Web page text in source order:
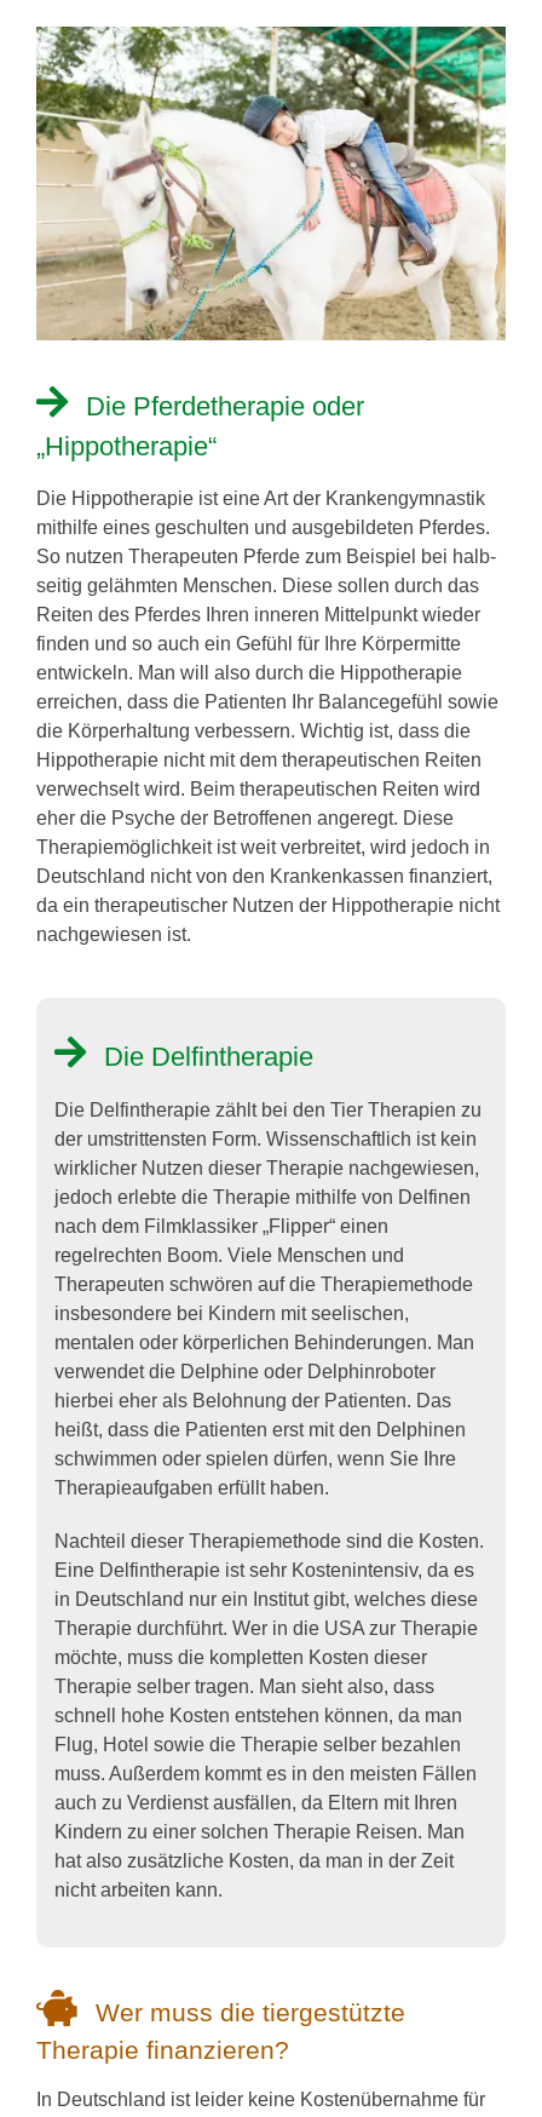
Die Pferdetherapie oder
„Hippotherapie“
Die Hippotherapie ist eine Art der Krankengymnastik
mithilfe eines geschulten und ausgebildeten Pferdes.
So nutzen Therapeuten Pferde zum Beispiel bei halb-
seitig gelähmten Menschen. Diese sollen durch das
Reiten des Pferdes Ihren inneren Mittelpunkt wieder
finden und so auch ein Gefühl für Ihre Körpermitte
entwickeln. Man will also durch die Hippotherapie
erreichen, dass die Patienten Ihr Balancegefühl sowie
die Körperhaltung verbessern. Wichtig ist, dass die
Hippotherapie nicht mit dem therapeutischen Reiten
verwechselt wird. Beim therapeutischen Reiten wird
eher die Psyche der Betroffenen angeregt. Diese
Therapiemöglichkeit ist weit verbreitet, wird jedoch in
Deutschland nicht von den Krankenkassen finanziert,
da ein therapeutischer Nutzen der Hippotherapie nicht
nachgewiesen ist.
Die Delfintherapie
Die Delfintherapie zählt bei den Tier Therapien zu
der umstrittensten Form. Wissenschaftlich ist kein
wirklicher Nutzen dieser Therapie nachgewiesen,
jedoch erlebte die Therapie mithilfe von Delfinen
nach dem Filmklassiker „Flipper“ einen
regelrechten Boom. Viele Menschen und
Therapeuten schwören auf die Therapiemethode
insbesondere bei Kindern mit seelischen,
mentalen oder körperlichen Behinderungen. Man
verwendet die Delphine oder Delphinroboter
hierbei eher als Belohnung der Patienten. Das
heißt, dass die Patienten erst mit den Delphinen
schwimmen oder spielen dürfen, wenn Sie Ihre
Therapieaufgaben erfüllt haben.
Nachteil dieser Therapiemethode sind die Kosten.
Eine Delfintherapie ist sehr Kostenintensiv, da es
in Deutschland nur ein Institut gibt, welches diese
Therapie durchführt. Wer in die USA zur Therapie
möchte, muss die kompletten Kosten dieser
Therapie selber tragen. Man sieht also, dass
schnell hohe Kosten entstehen können, da man
Flug, Hotel sowie die Therapie selber bezahlen
muss. Außerdem kommt es in den meisten Fällen
auch zu Verdienst ausfällen, da Eltern mit Ihren
Kindern zu einer solchen Therapie Reisen. Man
hat also zusätzliche Kosten, da man in der Zeit
nicht arbeiten kann.
Wer muss die tiergestützte
Therapie finanzieren?
In Deutschland ist leider keine Kostenübernahme für